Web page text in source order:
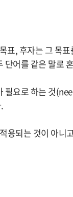
표, 후자는 그 목
어를 같은 말로
필요로 하는 것
용되는 것이 아